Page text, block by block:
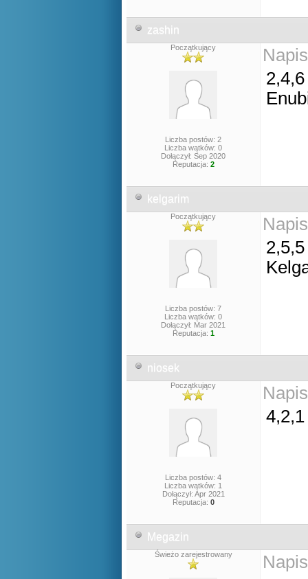
zashin
Początkujący
Liczba postów: 2
Liczba wątków: 0
Dołączył: Sep 2020
Reputacja: 2
2,4,6
kelgarim
Początkujący
Liczba postów: 7
Liczba wątków: 0
Dołączył: Mar 2021
Reputacja: 1
2,5,5
niosek
Początkujący
Liczba postów: 4
Liczba wątków: 1
Dołączył: Apr 2021
Reputacja: 0
Megazin
Świeżo zarejestrowany